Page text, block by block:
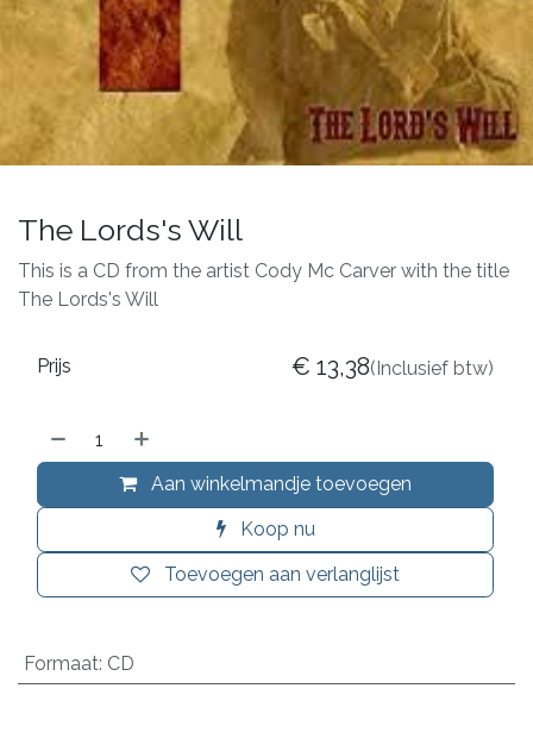
The Lords's Will
This is a CD from the artist Cody Mc Carver with the title
The Lords's Will
Aan winkelmandje toevoegen
Koop nu
Toevoegen aan verlanglijst
Prijs € 13,38(Inclusief btw)
Formaat: CD